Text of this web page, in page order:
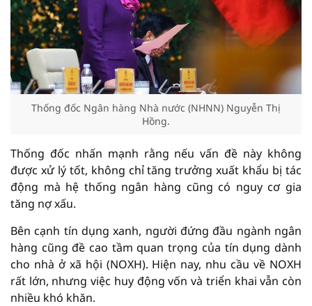
Thống đốc Ngân hàng Nhà nước (NHNN) Nguyễn Thị
Hồng.
Thống đốc nhấn mạnh rằng nếu vấn đề này không
được xử lý tốt, không chỉ tăng trưởng xuất khẩu bị tác
động mà hệ thống ngân hàng cũng có nguy cơ gia
tăng nợ xấu.
Bên cạnh tín dụng xanh, người đứng đầu ngành ngân
hàng cũng đề cao tầm quan trọng của tín dụng dành
cho nhà ở xã hội (NOXH). Hiện nay, nhu cầu về NOXH
rất lớn, nhưng việc huy động vốn và triển khai vẫn còn
nhiều khó khăn.